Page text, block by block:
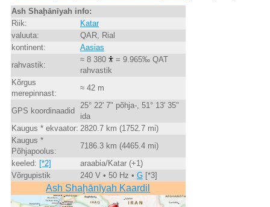
Ash Shaḩānīyah info:
Riik:
Katar
valuuta:
QAR, Rial
kontinent:
Aasias
rahvastik:
≈ 8 380
= 9.965‰ QAT
rahvastik
Kõrgus
merepinnast:
≈ 42 m
GPS koordinaadid
25° 22' 7" põhja-, 51° 13' 35"
ida
Kaugus * ekvaator: 2820.7 km (1752.7 mi)
Kaugus *
Põhjapoolus:
7186.3 km (4465.4 mi)
keeled: [*2]
araabia/Katar (+1)
Võrgupistik
240 V • 50 Hz • G[*3]
Ash Shaḩānīyah Kaardil